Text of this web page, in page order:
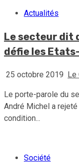
Actualités
Le secteur dit
défie les
25 octobre 2019 Le
Le porte-parole du
André Michel a
condition...
Société